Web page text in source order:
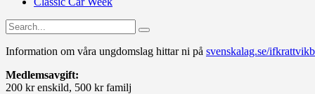
Information om våra ungdomslag hittar ni på svenskalag.se/
Medlemsavgift:
200 kr enskild, 500 kr familj